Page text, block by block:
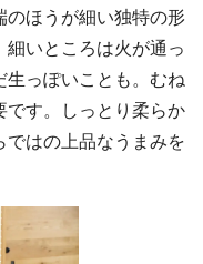
のほうが細い独特の形
細いところは火が通っ
生っぽいことも。むね
です。しっとり柔らか
ではの上品なうまみを